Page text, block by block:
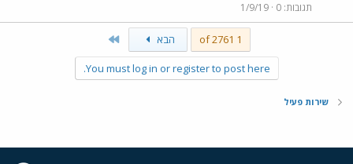
תגובות 0
1/9/19
1 of 2761 הבא
You must log in or register to post here.
שירות פעיל